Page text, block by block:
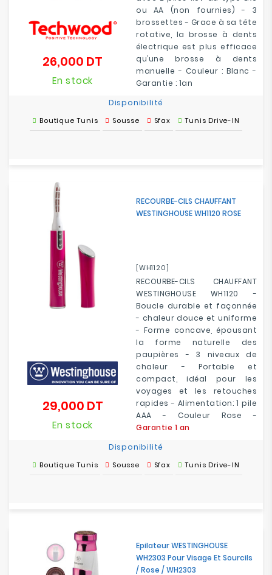
ou AA (non fournies) - 3
brossettes - Grace à sa tête
rotative, la brosse à dents
électrique est plus efficace
qu’une brosse à dents
manuelle - Couleur : Blanc -
Garantie : 1an
26,000 DT
En stock
Disponibilité
Boutique Tunis Sousse Sfax Tunis Drive-IN
RECOURBE-CILS CHAUFFANT
WESTINGHOUSE WH1120 ROSE
[WH1120]
RECOURBE-CILS CHAUFFANT
WESTINGHOUSE WH1120 -
Boucle durable et façonnée
- chaleur douce et uniforme
- Forme concave, épousant
la forme naturelle des
paupières - 3 niveaux de
chaleur - Portable et
compact, idéal pour les
voyages et les retouches
rapides - Alimentation: 1 pile
AAA - Couleur Rose -
Garantie 1 an
29,000 DTPrix
En stock
Disponibilité
Boutique Tunis Sousse Sfax Tunis Drive-IN
Epilateur WESTINGHOUSE
WH2303 Pour Visage Et Sourcils
/ Rose / WH2303